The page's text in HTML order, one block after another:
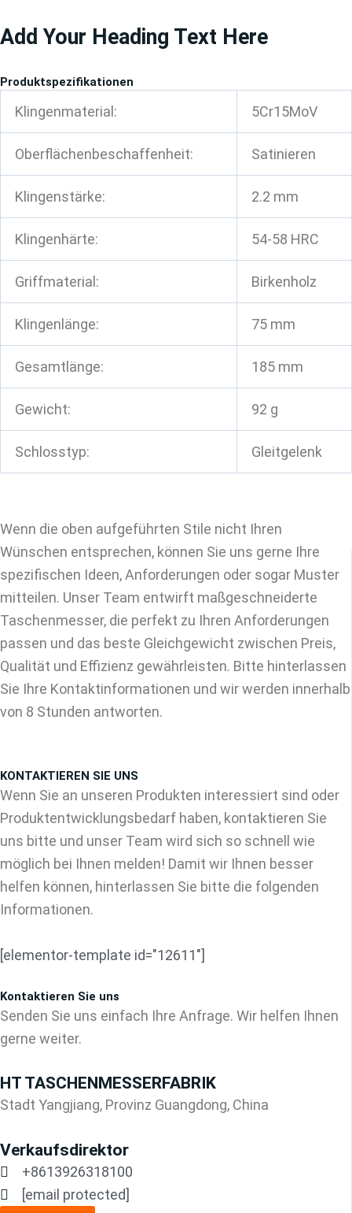
Inhalt
Add Your Heading Text Here
Produktspezifikationen
Klingenmaterial: 5Cr15MoV
Oberflächenbeschaffenheit: Satinieren
Klingenstärke: 2.2 mm
Klingenhärte: 54-58 HRC
Griffmaterial: Birkenholz
Klingenlänge: 75 mm
Gesamtlänge: 185 mm
Gewicht: 92 g
Schlosstyp: Gleitgelenk
Wenn die oben aufgeführten Stile nicht Ihren
Wünschen entsprechen, können Sie uns gerne Ihre
spezifischen Ideen, Anforderungen oder sogar Muster
mitteilen. Unser Team entwirft maßgeschneiderte
Taschenmesser, die perfekt zu Ihren Anforderungen
passen und das beste Gleichgewicht zwischen Preis,
Qualität und Effizienz gewährleisten. Bitte hinterlassen
Sie Ihre Kontaktinformationen und wir werden innerhalb
von 8 Stunden antworten.
KONTAKTIEREN SIE UNS
Wenn Sie an unseren Produkten interessiert sind oder
Produktentwicklungsbedarf haben, kontaktieren Sie
uns bitte und unser Team wird sich so schnell wie
möglich bei Ihnen melden! Damit wir Ihnen besser
helfen können, hinterlassen Sie bitte die folgenden
Informationen.
[elementor-template id="12611"]
Kontaktieren Sie uns
Senden Sie uns einfach Ihre Anfrage. Wir helfen Ihnen
gerne weiter.
HT TASCHENMESSERFABRIK
Stadt Yangjiang, Provinz Guangdong, China
Verkaufsdirektor
+8613926318100
[email protected]